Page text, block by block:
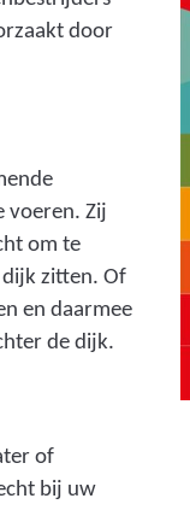
door
voeren. Zij
om te
dijk zitten. Of
en daarmee
de dijk.
of
bij uw